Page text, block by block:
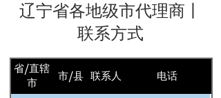
​辽宁省各地级市代理商丨
联系方式
省/直辖
市
市/县 联系人 电话